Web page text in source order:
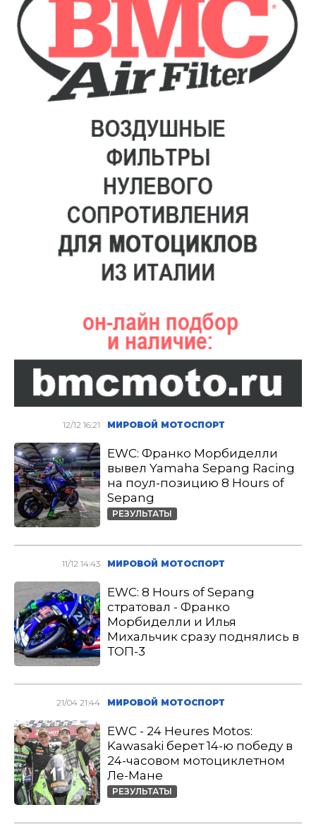
12/12 16:21 МИРОВОЙ МОТОСПОРТ
EWC: Франко Морбиделли
вывел Yamaha Sepang Racing
на поул-позицию 8 Hours of
Sepang
РЕЗУЛЬТАТЫ
11/12 14:43 МИРОВОЙ МОТОСПОРТ
EWC: 8 Hours of Sepang
стратовал - Франко
Морбиделли и Илья
Михальчик сразу поднялись в
ТОП-3
21/04 21:44 МИРОВОЙ МОТОСПОРТ
EWC - 24 Heures Motos:
Kawasaki берет 14-ю победу в
24-часовом мотоциклетном
Ле-Мане
РЕЗУЛЬТАТЫ